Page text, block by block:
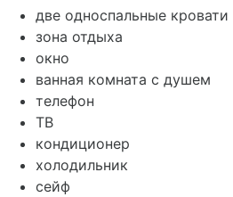
две односпальные кровати
зона отдыха
окно
ванная комната с душем
телефон
ТВ
кондиционер
холодильник
сейф